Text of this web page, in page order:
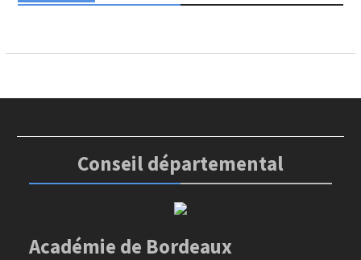
Conseil départemental
Académie de Bordeaux